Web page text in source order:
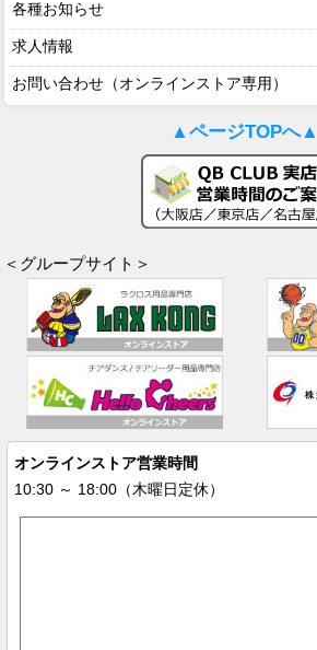
各種お知らせ
求人情報
お問い合わせ（オンラインストア専用）
▲ページTOPへ▲
＜グループサイト＞
オンラインストア営業時間
10:30 ～ 18:00（木曜日定休）